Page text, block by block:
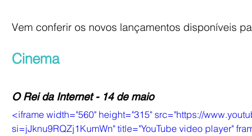
Vem conferir os novos lançamentos disponíveis
Cinema
O Rei da Internet - 14 de maio
<iframe width="560" height="315" src="https://
si=jJknu9RQZj1KumWn" title="YouTube video player"